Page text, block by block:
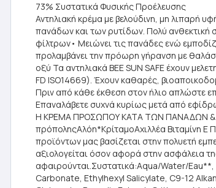
73% Συστατικά Φυσικής Προέλευσης
Αντηλιακή κρέμα με βελούδινη, μη λιπαρή
πανάδων και των ρυτίδων. Πολύ ανθεκτική
φίλτρων• Μειώνει τις πανάδες ενώ
προλαμβάνει την πρόωρη γήρανση με
οξύ Τα αντηλιακά BEE SUN SAFE έχουν
FD ISO14669). Έχουν καθαρές,
Πριν από κάθε έκθεση στον ήλιο απλώστε
Επαναλάβετε συχνά κυρίως μετά από
Η ΚΡΕΜΑ ΠΡΟΣΩΠΟΥ ΚΑΤΑ ΤΩΝ ΠΑΝΑΔΩΝ &
πρόποληςΑλόη*ΚρίταμοΑχιλλέα Βιταμίνη
προϊόντων μας βασίζεται στην πολυετή
αξιολογείται όσον αφορά στην ασφάλεια
αφαιρούνται.Συστατικά:Aqua/Water/
Carbonate, Ethylhexyl Salicylate, C9-12